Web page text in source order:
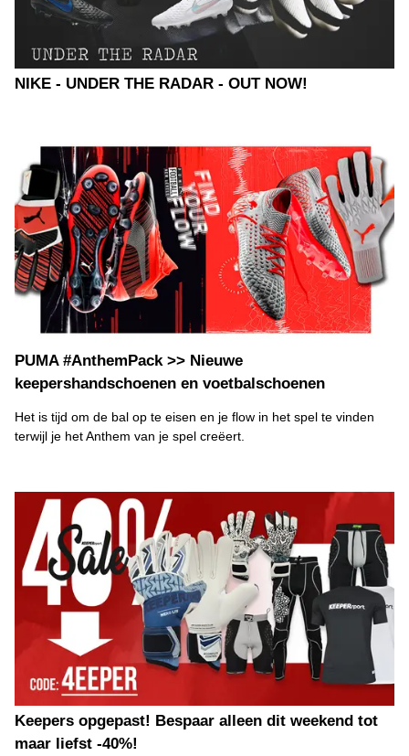
NIKE - UNDER THE RADAR - OUT NOW!
PUMA #AnthemPack >> Nieuwe
keepershandschoenen en voetbalschoenen
Het is tijd om de bal op te eisen en je flow in het spel te vinden
terwijl je het Anthem van je spel creëert.
Keepers opgepast! Bespaar alleen dit weekend tot
maar liefst -40%!